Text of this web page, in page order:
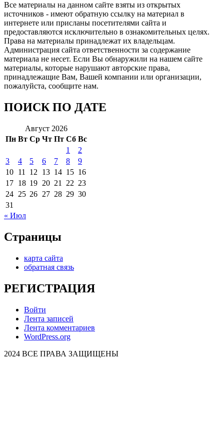
Все материалы на данном сайте взяты из открытых
источников - имеют обратную ссылку на материал в
интернете или присланы посетителями сайта и
предоставляются исключительно в ознакомительных целях.
Права на материалы принадлежат их владельцам.
Администрация сайта ответственности за содержание
материала не несет. Если Вы обнаружили на нашем сайте
материалы, которые нарушают авторские права,
принадлежащие Вам, Вашей компании или организации,
пожалуйста, сообщите нам.
ПОИСК ПО ДАТЕ
Август 2026
Пн Вт Ср Чт Пт Сб Вс
1
2
3
4 5 6 7 8
9
10 11 12 13 14 15 16
17 18 19 20 21 22 23
24 25 26 27 28 29 30
31
« Июл
Страницы
карта сайта
обратная связь
РЕГИСТРАЦИЯ
Войти
Лента записей
Лента комментариев
WordPress.org
2024 ВСЕ ПРАВА ЗАЩИЩЕНЫ